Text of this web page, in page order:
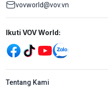
vovworld@vov.vn
Mạng xã hội
Ikuti VOV World:
menu footer tiếng
Tentang Kami